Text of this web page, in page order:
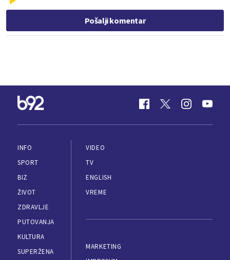
Pošalji komentar
INFO
SPORT
BIZ
ŽIVOT
ZDRAVLJE
PUTOVANJA
KULTURA
SUPERŽENA
VIDEO
TV
ENGLISH
VREME
MARKETING